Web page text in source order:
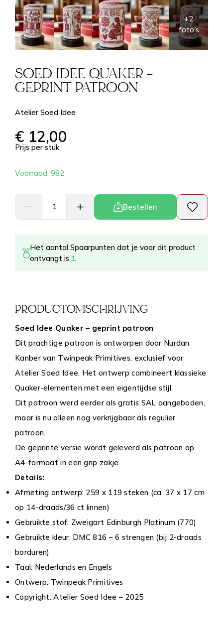
SOED IDEE QUAKER –
GEPRINT PATROON
Atelier Soed Idee
€ 12,00
Prijs per stuk
Voorraad: 982
Bestellen
Het aantal Spaarpunten dat je voor dit product
ontvangt is 1
PRODUCTOMSCHRIJVING
Soed Idee Quaker – geprint patroon
Dit prachtige patroon is ontworpen door Nurdan
Kanber van Twinpeak Primitives, exclusief voor
Atelier Soed Idee. Het ontwerp combineert klassieke
Quaker-elementen met een eigentijdse stijl.
Dit patroon werd eerder als gratis SAL aangeboden,
maar is nu alleen nog verkrijgbaar als regulier
patroon.
De geprinte versie wordt geleverd als patroon op
A4-formaat in een grip zakje.
Details:
Afmeting ontwerp: 259 x 119 steken (ca. 37 x 17 cm
op 14-draads/36 ct linnen)
Gebruikte stof: Zweigart Edinburgh Platinum (770)
Gebruikte kleur: DMC 816 – 6 strengen (bij 2-draads
borduren)
Taal: Nederlands en Engels
Ontwerp: Twinpeak Primitives
Copyright: Atelier Soed Idee – 2025